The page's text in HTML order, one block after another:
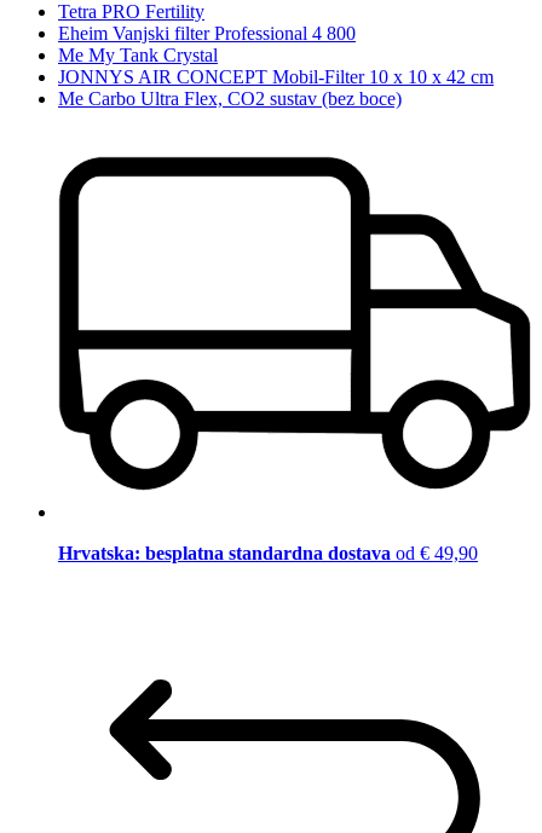
Tetra PRO Fertility
Eheim Vanjski filter Professional 4 800
Me My Tank Crystal
JONNYS AIR CONCEPT Mobil-Filter 10 x 10 x 42 cm
Me Carbo Ultra Flex, CO2 sustav (bez boce)
Hrvatska: besplatna standardna dostava od € 49,90